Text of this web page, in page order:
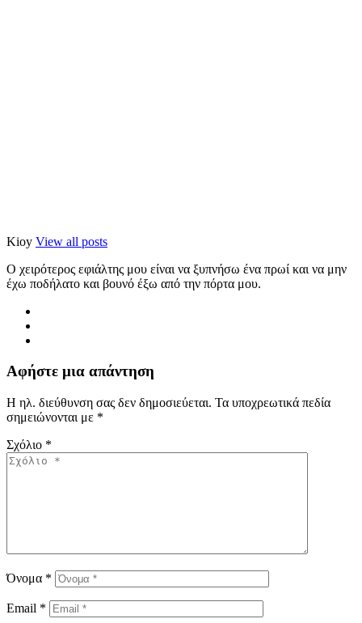
Kioy View all posts
Ο χειρότερος εφιάλτης μου είναι να ξυπνήσω ένα πρωί και να μην
έχω ποδήλατο και βουνό έξω από την πόρτα μου.
Αφήστε μια απάντηση
Η ηλ. διεύθυνση σας δεν δημοσιεύεται. Τα υποχρεωτικά πεδία
σημειώνονται με *
Σχόλιο *
Όνομα *
Email *